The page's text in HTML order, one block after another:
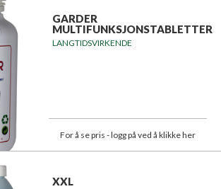
GARDER
MULTIFUNKSJONSTABLETTER
LANGTIDSVIRKENDE
For å se pris - logg på ved å klikke her
XXL